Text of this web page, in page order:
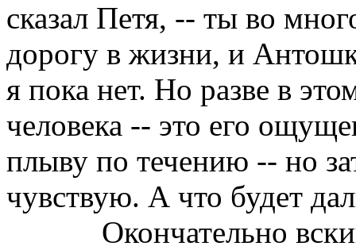
сказал Петя, -- ты во
дорогу в жизни, и
я пока нет. Но разве в
человека -- это его
плыву по течению -- но
чувствую. А что будет
Окончательно